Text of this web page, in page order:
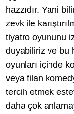
hazzıdır. Yani
zevk ile
tiyatro oyununu
duyabiliriz ve bu
oyunları içinde
veya filan
tercih etmek
daha çok